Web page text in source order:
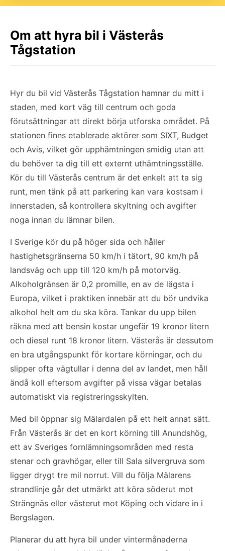
Om att hyra bil i Västerås
Tågstation
Hyr du bil vid Västerås Tågstation hamnar du mitt i
staden, med kort väg till centrum och goda
förutsättningar att direkt börja utforska området. På
stationen finns etablerade aktörer som SIXT, Budget
och Avis, vilket gör upphämtningen smidig utan att
du behöver ta dig till ett externt uthämtningsställe.
Kör du till Västerås centrum är det enkelt att ta sig
runt, men tänk på att parkering kan vara kostsam i
innerstaden, så kontrollera skyltning och avgifter
noga innan du lämnar bilen.
I Sverige kör du på höger sida och håller
hastighetsgränserna 50 km/h i tätort, 90 km/h på
landsväg och upp till 120 km/h på motorväg.
Alkoholgränsen är 0,2 promille, en av de lägsta i
Europa, vilket i praktiken innebär att du bör undvika
alkohol helt om du ska köra. Tankar du upp bilen
räkna med att bensin kostar ungefär 19 kronor litern
och diesel runt 18 kronor litern. Västerås är dessutom
en bra utgångspunkt för kortare körningar, och du
slipper ofta vägtullar i denna del av landet, men håll
ändå koll eftersom avgifter på vissa vägar betalas
automatiskt via registreringsskylten.
Med bil öppnar sig Mälardalen på ett helt annat sätt.
Från Västerås är det en kort körning till Anundshög,
ett av Sveriges fornlämningsområden med resta
stenar och gravhögar, eller till Sala silvergruva som
ligger drygt tre mil norrut. Vill du följa Mälarens
strandlinje går det utmärkt att köra söderut mot
Strängnäs eller västerut mot Köping och vidare in i
Bergslagen.
Planerar du att hyra bil under vintermånaderna